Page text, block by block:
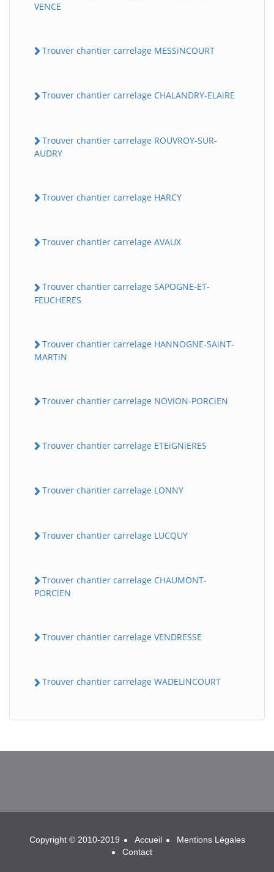
VENCE
Trouver chantier carrelage MESSiNCOURT
Trouver chantier carrelage CHALANDRY-ELAiRE
Trouver chantier carrelage ROUVROY-SUR-
AUDRY
Trouver chantier carrelage HARCY
Trouver chantier carrelage AVAUX
Trouver chantier carrelage SAPOGNE-ET-
FEUCHERES
Trouver chantier carrelage HANNOGNE-SAiNT-
MARTiN
Trouver chantier carrelage NOViON-PORCiEN
Trouver chantier carrelage ETEiGNiERES
Trouver chantier carrelage LONNY
Trouver chantier carrelage LUCQUY
Trouver chantier carrelage CHAUMONT-
PORCiEN
Trouver chantier carrelage VENDRESSE
Trouver chantier carrelage WADELiNCOURT
BatiWebPro
Copyright © 2010-2019 Accueil
Mentions Légales
Contact